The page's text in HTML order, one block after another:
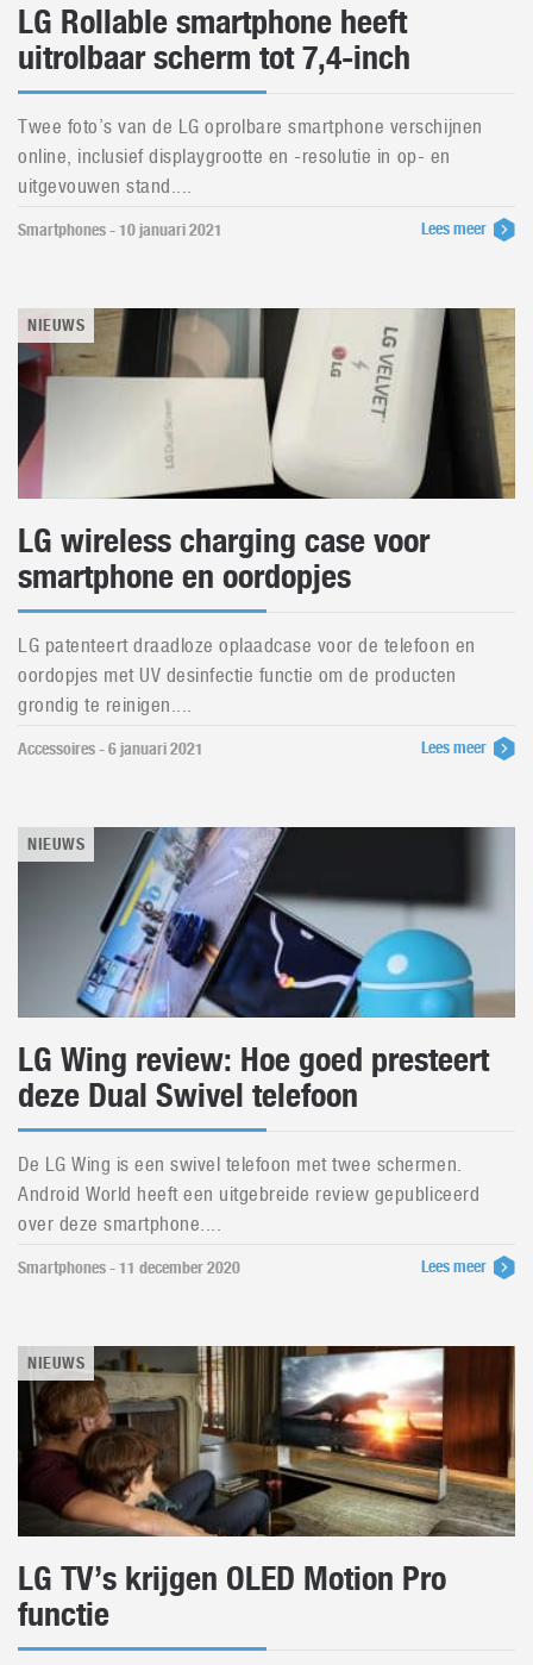
LG Rollable smartphone heeft
uitrolbaar scherm tot 7,4-inch
Twee foto’s van de LG oprolbare smartphone verschijnen
online, inclusief displaygrootte en -resolutie in op- en
uitgevouwen stand....
Smartphones - 10 januari 2021 Lees meer
NIEUWS
LG wireless charging case voor
smartphone en oordopjes
LG patenteert draadloze oplaadcase voor de telefoon en
oordopjes met UV desinfectie functie om de producten
grondig te reinigen....
Accessoires - 6 januari 2021 Lees meer
NIEUWS
LG Wing review: Hoe goed presteert
deze Dual Swivel telefoon
De LG Wing is een swivel telefoon met twee schermen.
Android World heeft een uitgebreide review gepubliceerd
over deze smartphone....
Smartphones - 11 december 2020 Lees meer
NIEUWS
LG TV’s krijgen OLED Motion Pro
functie